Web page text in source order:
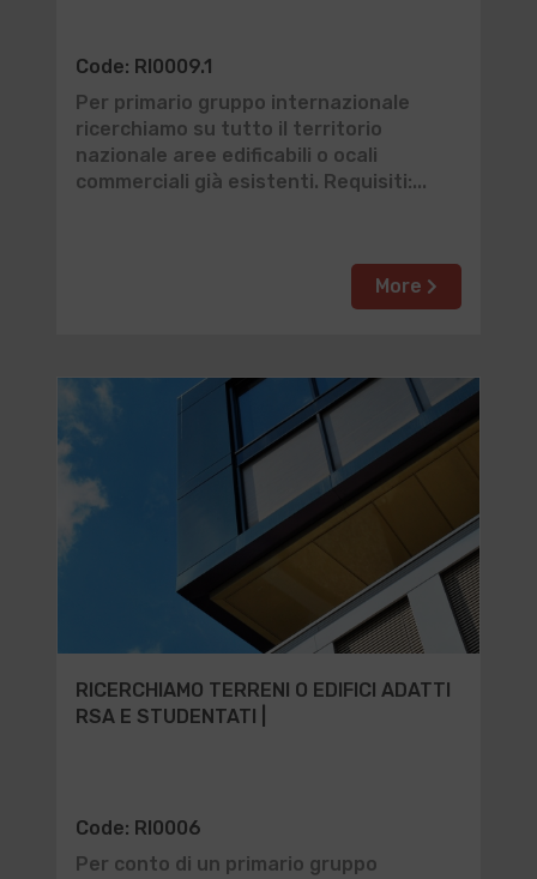
Code: RI0009.1
Per primario gruppo internazionale
ricerchiamo su tutto il territorio
nazionale aree edificabili o ocali
commerciali già esistenti. Requisiti:...
More
RICERCHIAMO TERRENI O EDIFICI ADATTI
RSA E STUDENTATI |
Code: RI0006
Per conto di un primario gruppo